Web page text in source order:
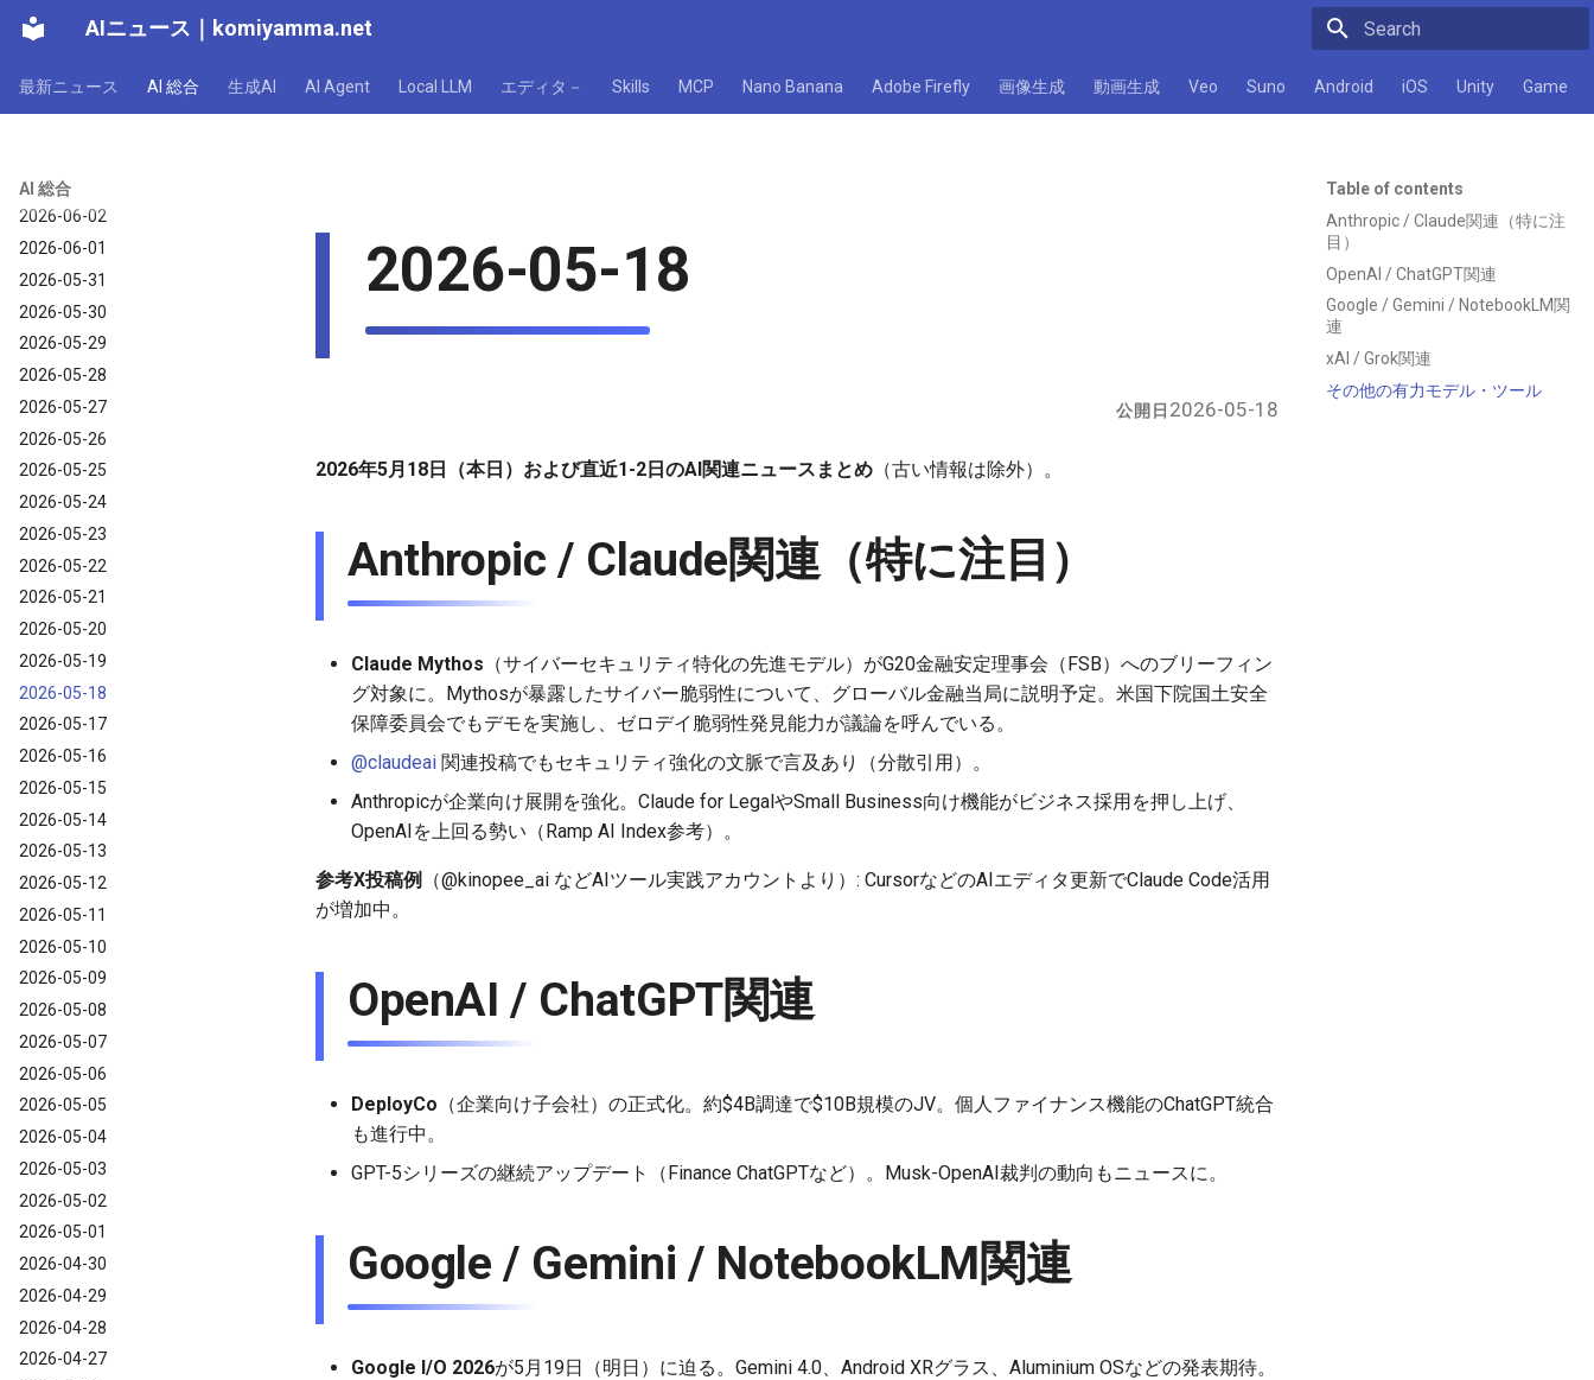
AIニュース komiyamma.net
最新ニュース AI 総合 生成AI AI Agent Local LLM エディタ－ Skills MCP Nano Banana Adobe Firefly 画像生成 動画生成 Veo Suno Android iOS Unity Game
AI 総合
2026-06-08
2026-06-06
2026-06-03
2026-06-02
2026-06-01
2026-05-31
2026-05-30
2026-05-29
2026-05-28
2026-05-27
2026-05-26
2026-05-25
2026-05-24
2026-05-23
2026-05-22
2026-05-21
2026-05-20
2026-05-19
2026-05-18
2026-05-17
2026-05-16
2026-05-15
2026-05-14
2026-05-13
2026-05-12
2026-05-11
2026-05-10
2026-05-09
2026-05-08
2026-05-07
2026-05-06
2026-05-05
2026-05-04
2026-05-03
2026-05-02
2026-05-01
2026-04-30
2026-04-29
2026-04-28
2026-04-27
Table of contents
Anthropic / Claude関連（特に注
目）
OpenAI / ChatGPT関連
Google / Gemini / NotebookLM関
連
xAI / Grok関連
その他の有力モデル・ツール
2026-05-18
公開日 2026-05-18
2026年5月18日（本日）および直近1-2日のAI関連ニュースまとめ （古い情報は除外）。
Anthropic / Claude関連（特に注目）
Claude Mythos （サイバーセキュリティ特化の先進モデル）がG20金融安定理事会（FSB）へのブリーフィン
グ対象に。Mythosが暴露したサイバー脆弱性について、グローバル金融当局に説明予定。米国下院国土安全
保障委員会でもデモを実施し、ゼロデイ脆弱性発見能力が議論を呼んでいる。
@claudeai 関連投稿でもセキュリティ強化の文脈で言及あり（分散引用）。
Anthropicが企業向け展開を強化。Claude for LegalやSmall Business向け機能がビジネス採用を押し上げ、
OpenAIを上回る勢い（Ramp AI Index参考）。
参考X投稿例
（@kinopee_ai などAIツール実践アカウントより）: CursorなどのAIエディタ更新でClaude Code活用
が増加中。
OpenAI / ChatGPT関連
DeployCo （企業向け子会社）の正式化。約$4B調達で$10B規模のJV。個人ファイナンス機能のChatGPT統合
も進行中。
GPT-5シリーズの継続アップデート（Finance ChatGPTなど）。Musk-OpenAI裁判の動向もニュースに。
Google / Gemini / NotebookLM関連
Google I/O 2026が5月19日（明日）に迫る。Gemini 4.0、Android XRグラス、Aluminium OSなどの発表期待。